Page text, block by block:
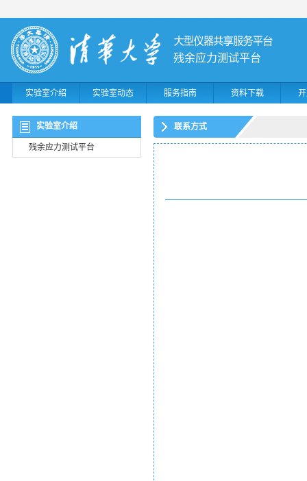
残余应力测试平台
实验室介绍 实验室动态 服务指南 资料下载
实验室介绍
残余应力测试平台
联系方式